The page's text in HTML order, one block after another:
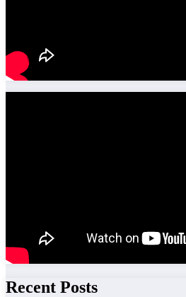
Recent Posts